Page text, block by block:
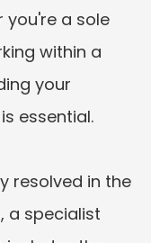
you're a sole
within a
your
essential.
resolved in the
a specialist